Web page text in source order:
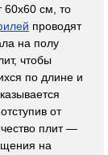
60x60 см, то
проводят
на полу
чтобы
по длине и
от
плит —
на